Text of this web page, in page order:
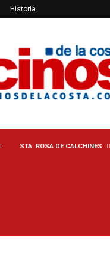
Historia
STA. ROSA DE CALCHINES